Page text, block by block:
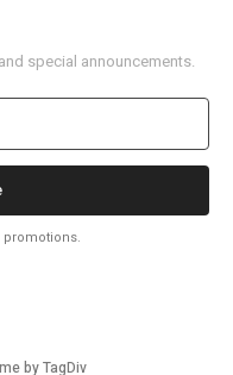
special announcements.
by TagDiv